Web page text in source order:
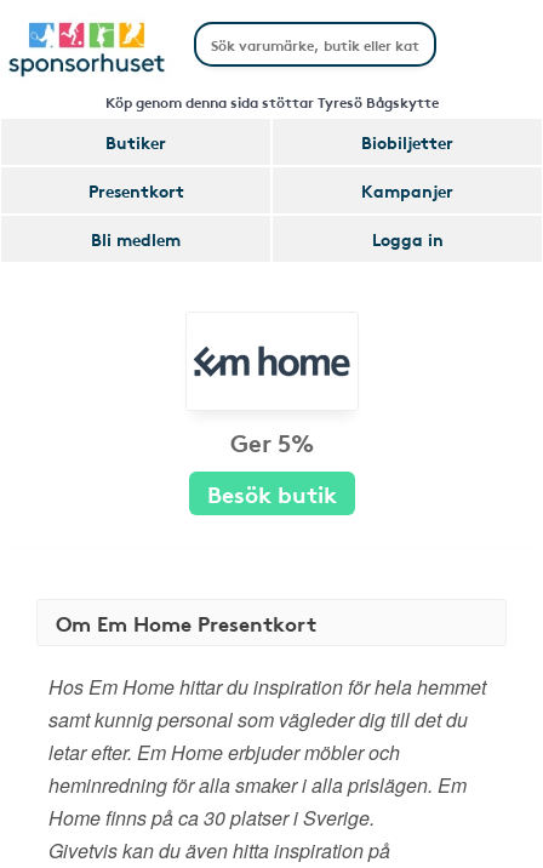
Köp genom denna sida stöttar Tyresö Bågskytte
Butiker
Biobiljetter
Presentkort
Kampanjer
Bli medlem
Logga in
Ger 5%
Besök butik
Om Em Home Presentkort
Hos Em Home hittar du inspiration för hela hemmet
samt kunnig personal som vägleder dig till det du
letar efter. Em Home erbjuder möbler och
heminredning för alla smaker i alla prislägen. Em
Home finns på ca 30 platser i Sverige.
Givetvis kan du även hitta inspiration på